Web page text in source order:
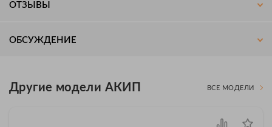
ОТЗЫВЫ
ОБСУЖДЕНИЕ
Другие модели АКИП ВСЕ МОДЕЛИ